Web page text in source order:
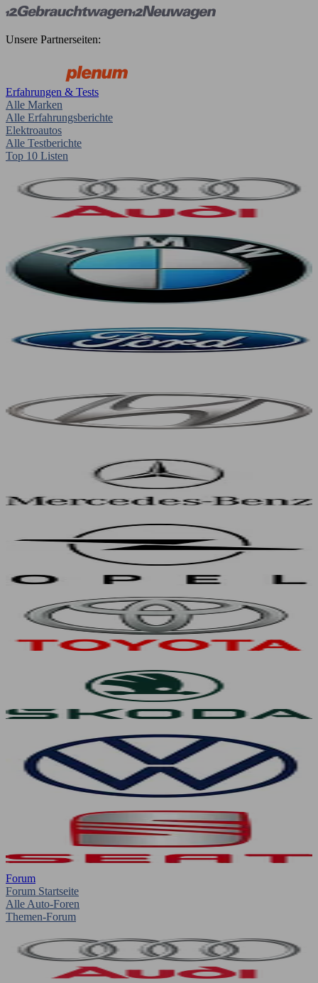
Unsere Partnerseiten:
Erfahrungen & Tests
Alle Marken
Alle Erfahrungsberichte
Elektroautos
Alle Testberichte
Top 10 Listen
Forum
Forum Startseite
Alle Auto-Foren
Themen-Forum